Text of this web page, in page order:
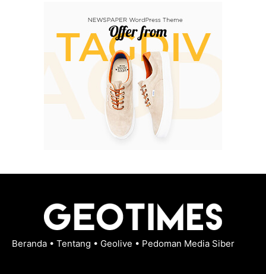
Beranda • Tentang • Geolive • Pedoman Media Siber